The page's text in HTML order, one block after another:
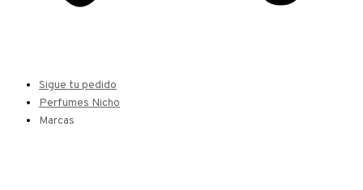
Sigue tu pedido
Perfumes Nicho
Marcas